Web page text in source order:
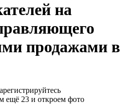
на
продажами в
ещё 23 и откроем фото